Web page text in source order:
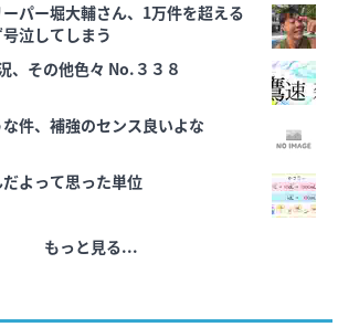
ーパー堀大輔さん、1万件を超える
泣してしまう
、その他色々 No.３３８
件、補強のセンス良いよな
よって思った単位
もっと見る...